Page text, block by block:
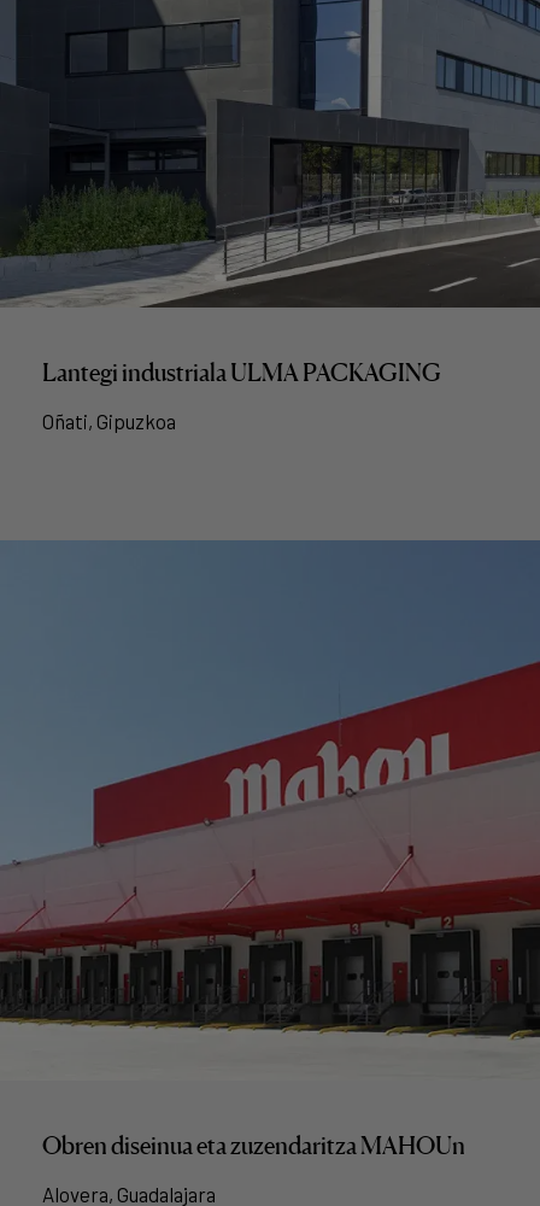
Lantegi industriala ULMA PACKAGING
Oñati, Gipuzkoa
Obren diseinua eta zuzendaritza MAHOUn
Alovera, Guadalajara